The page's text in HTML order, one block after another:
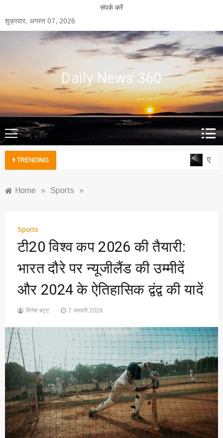
to
content
संपर्क करें
शुक्रवार, अगस्त 07, 2026
Daily News 360
TRENDING
Home » Sports »
Sports
टी20 विश्व कप 2026 की तैयारी:
भारत दौरे पर न्यूजीलैंड की उम्मीदें
और 2024 के ऐतिहासिक द्वंद्व की यादें
दिनेश बट्ट 7 जनवरी 2026